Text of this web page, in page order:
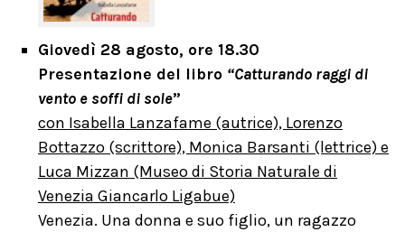
Giovedì 28 agosto, ore 18.30
Presentazione del libro “Catturando raggi di
vento e soffi di sole”
con Isabella Lanzafame (autrice), Lorenzo
Bottazzo (scrittore), Monica Barsanti (lettrice) e
Luca Mizzan (Museo di Storia Naturale di
Venezia Giancarlo Ligabue)
Venezia. Una donna e suo figlio, un ragazzo